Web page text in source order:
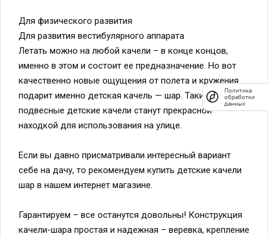
Для физического развития
Для развития вестибулярного аппарата
Летать можно на любой качели – в конце концов,
именно в этом и состоит ее предназначение. Но вот
качественно новые ощущения от полета и кружения
подарит именно детская качель — шар. Такие
подвесные детские качели станут прекрасной
находкой для использования на улице.
Если вы давно присматривали интересный вариант
себе на дачу, то рекомендуем купить детские качели
шар в нашем интернет магазине.
Гарантируем – все останутся довольны! Конструкция
качели-шара простая и надежная – веревка, крепление
Политика
обработки
данных